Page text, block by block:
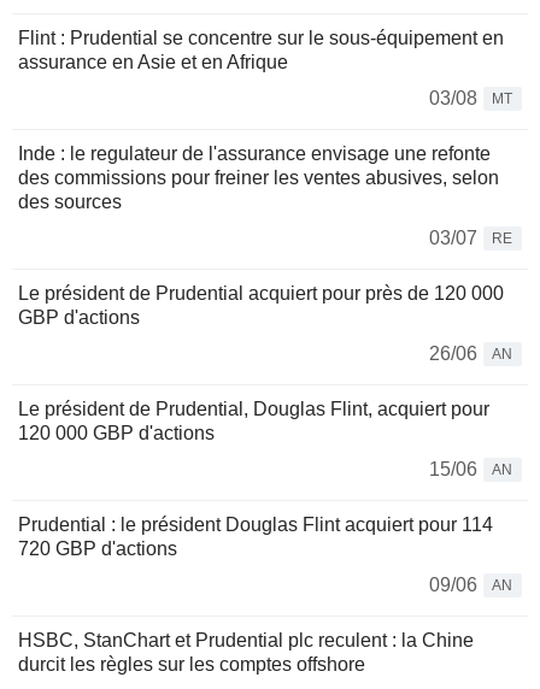
Flint : Prudential se concentre sur le sous-équipement en
assurance en Asie et en Afrique
03/08
MT
Inde : le regulateur de l'assurance envisage une refonte
des commissions pour freiner les ventes abusives, selon
des sources
03/07
RE
Le président de Prudential acquiert pour près de 120 000
GBP d'actions
26/06
AN
Le président de Prudential, Douglas Flint, acquiert pour
120 000 GBP d'actions
15/06
AN
Prudential : le président Douglas Flint acquiert pour 114
720 GBP d'actions
09/06
AN
HSBC, StanChart et Prudential plc reculent : la Chine
durcit les règles sur les comptes offshore